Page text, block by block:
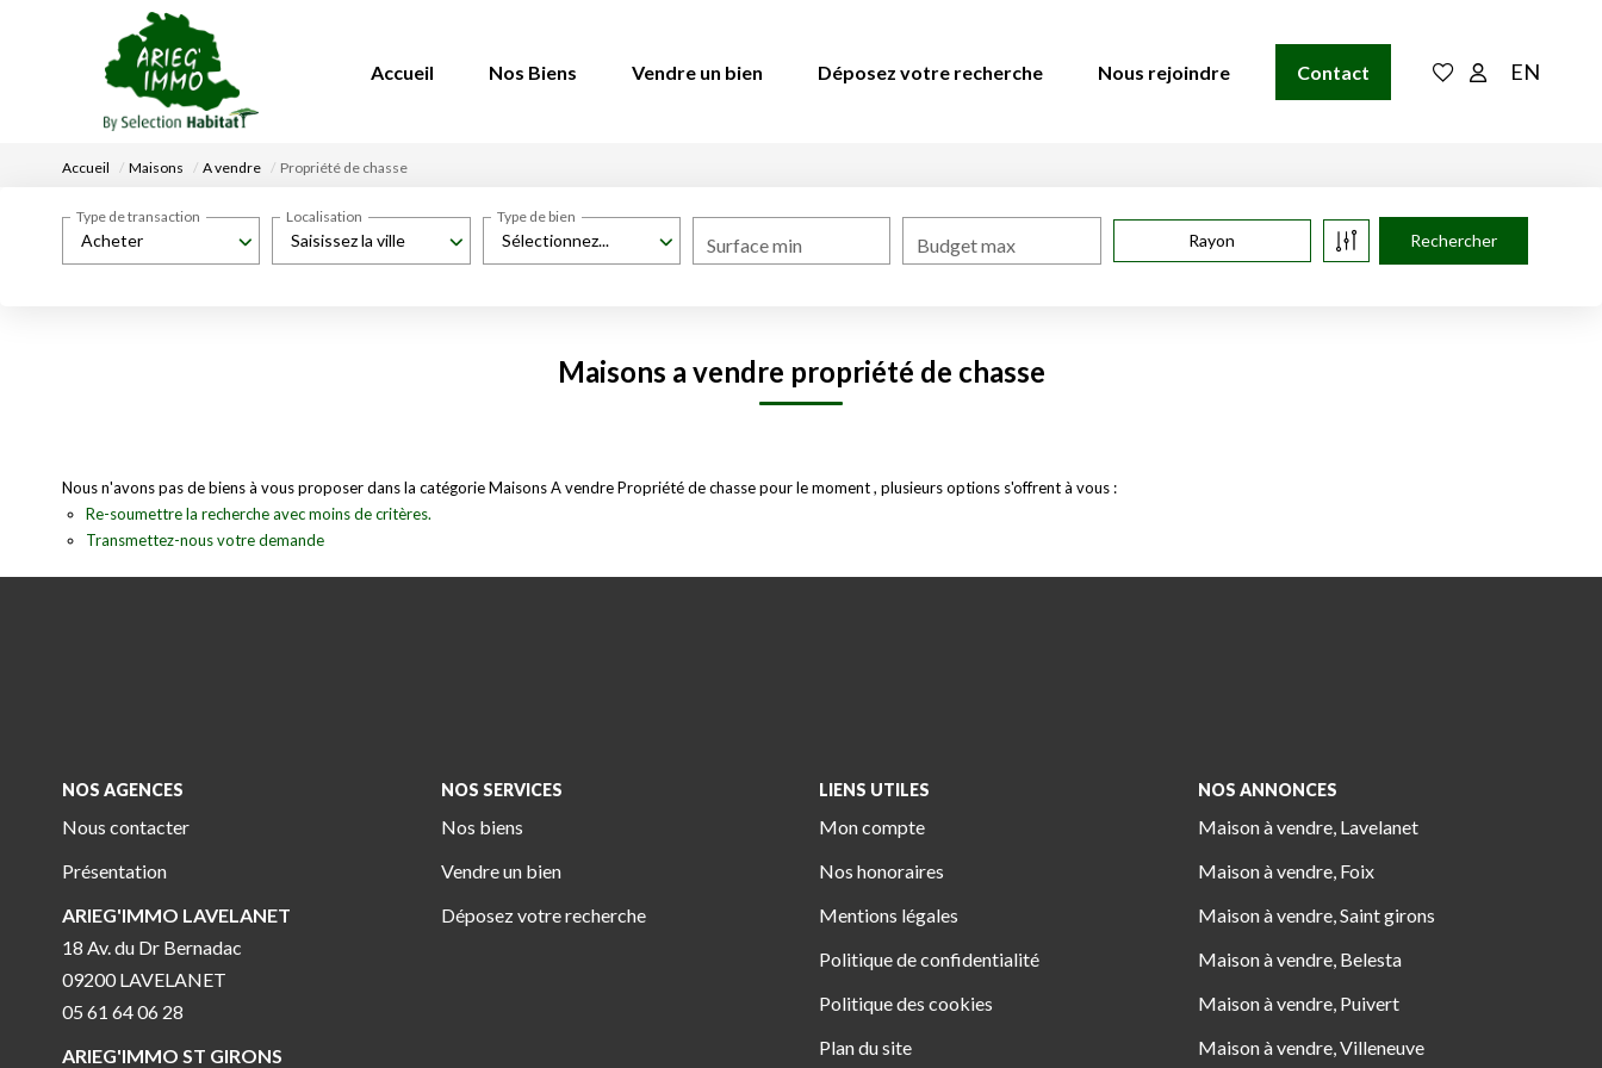
Accueil Nos Biens Vendre un bien Déposez votre recherche Nous rejoindre Contact EN
Accueil Maisons A vendre Propriété de chasse
Acheter
Type de transaction
Saisissez la ville
Localisation
Sélectionnez...
Type de bien
Surface min Budget max Rayon
Maisons a vendre propriété de chasse
Nous n'avons pas de biens à vous proposer dans la catégorie Maisons A vendre Propriété de chasse pour le moment , plusieurs options s'offrent à vous :
Re-soumettre la recherche avec moins de critères.
Transmettez-nous votre demande
NOS AGENCES
Nous contacter
Présentation
ARIEG'IMMO LAVELANET
18 Av. du Dr Bernadac
09200 LAVELANET
05 61 64 06 28
ARIEG'IMMO ST GIRONS
NOS SERVICES
Nos biens
Vendre un bien
Déposez votre recherche
LIENS UTILES
Mon compte
Nos honoraires
Mentions légales
Politique de confidentialité
Politique des cookies
Plan du site
NOS ANNONCES
Maison à vendre, Lavelanet
Maison à vendre, Foix
Maison à vendre, Saint girons
Maison à vendre, Belesta
Maison à vendre, Puivert
Maison à vendre, Villeneuve